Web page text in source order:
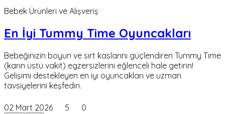
Bebek Ürünleri ve Alışveriş
En İyi Tummy Time Oyuncakları
Bebeğinizin boyun ve sırt kaslarını güçlendiren Tummy Time
(karın üstü vakit) egzersizlerini eğlenceli hale getirin!
Gelişimi destekleyen en iyi oyuncakları ve uzman
tavsiyelerini keşfedin.
02 Mart 2026 5 0